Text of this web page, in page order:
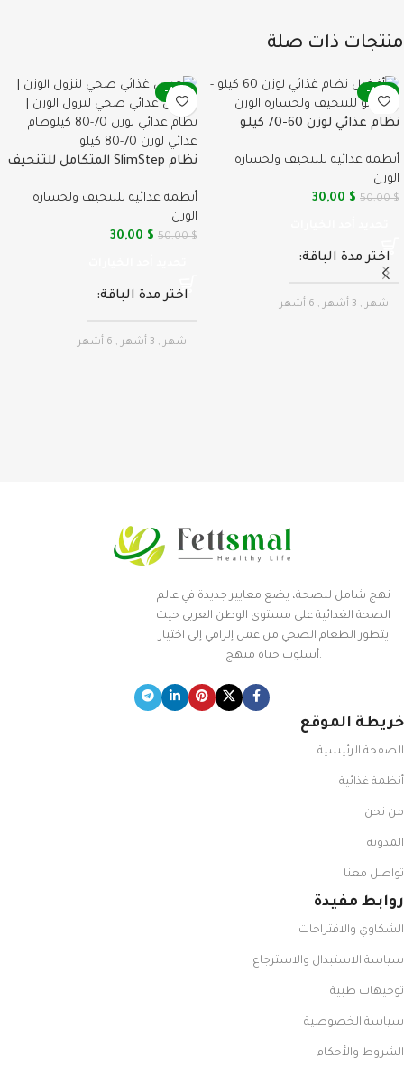
منتجات ذات صلة
-40%
نظام غذائي لوزن 60-70 كيلو
SlimStep
أنظمة غذائية للتنحيف ولخسارة
الوزن
50,00$
30,00 $
اختر مدة الباقة
شهر , 3 أشهر , 6 أشهر
-40%
نظام SlimStep المتكامل للتنحيف
أسابيع
أنظمة غذائية للتنحيف ولخسارة
الوزن
50,00$
30,00 $
اختر مدة الباقة
شهر , 3 أشهر , 6 أشهر
نهج شامل للصحة، يضع معايير جديدة في عالم
الصحة الغذائية على مستوى الوطن العربي حيث
يتطور الطعام الصحي من عمل إلزامي إلى اختيار
أسلوب حياة مبهج.
خريطة الموقع
الصفحة الرئيسية
أنظمة غذائية
من نحن
المدونة
تواصل معنا
روابط مفيدة
الشكاوي والاقتراحات
سياسة الاستبدال والاسترجاع
توجيهات طبية
سياسة الخصوصية
الشروط والأحكام